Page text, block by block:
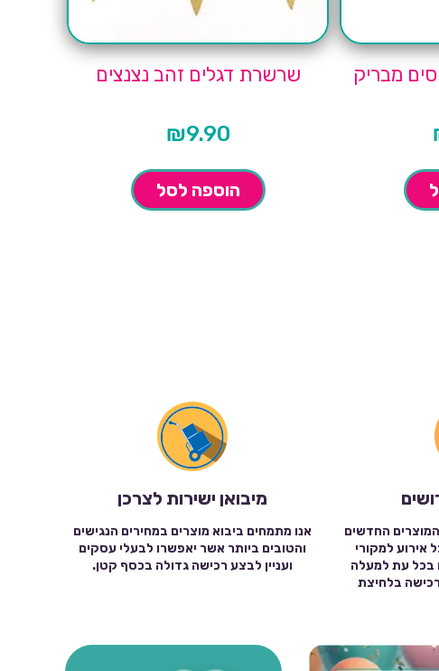
מבריק שרשרת דגלים זהב נצנצים
₪9.90
הוספה לסל
המוצרים החדשים
אירוע למקורי
בכל עת למעלה
לרכישה בלחיצת
מיבואן ישירות לצרכן
אנו מתמחים ביבוא מוצרים במחירים הנגישים
והטובים ביותר אשר יאפשרו לבעלי עסקים
ועניין לבצע רכישה גדולה בכסף קטן.